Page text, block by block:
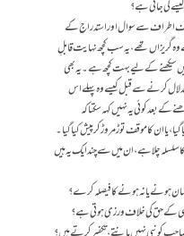
کی جاتی ہے؟
اطراف سے سوال اور استدراج کے
گریزاں تھے، یہ سب کچھ نہایت قابلِ
کے لیے بہت کچھ ہے۔ یہ بھی
کرنے سے قبل کیسے وہ پہلے اس
بعد کوئی یہ نہیں کہہ سکتا کہ
یا ان کا موقف توڑ مروڑ کر پیش کیا گیا۔
سلسلہ چلا ہے، ان میں سے چند ایک یہ ہیں